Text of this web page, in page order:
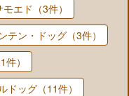
モエド（3件）
テン・ドッグ（3件）
）
ドッグ（11件）